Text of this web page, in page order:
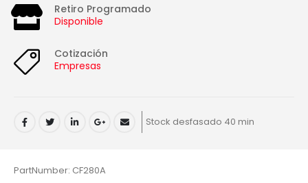
Retiro Programado
Disponible
Cotización
Empresas
Stock desfasado 40 min
PartNumber: CF280A